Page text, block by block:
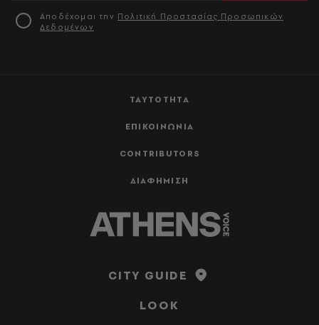
ΤΑΥΤΟΤΗΤΑ
ΕΠΙΚΟΙΝΩΝΙΑ
CONTRIBUTORS
ΔΙΑΦΗΜΙΣΗ
Αποδέχομαι την Πολιτική Προστασίας Προσωπικών
Δεδομένων
CITY GUIDE
LOOK